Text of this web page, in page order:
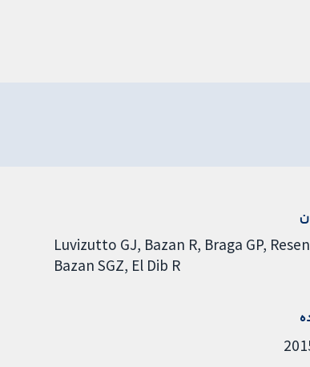
Luvizutto GJ Bazan R Braga GP
Bazan SGZ El Dib R